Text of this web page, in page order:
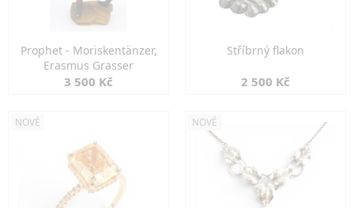
Prophet - Moriskentänzer,
Erasmus Grasser
3 500 Kč
Stříbrný flakon
2 500 Kč
NOVÉ NOVÉ